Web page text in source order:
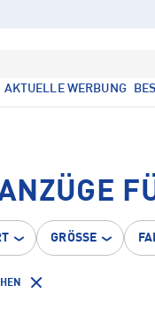
AKTUELLE WERBUNG
GRÖSSE